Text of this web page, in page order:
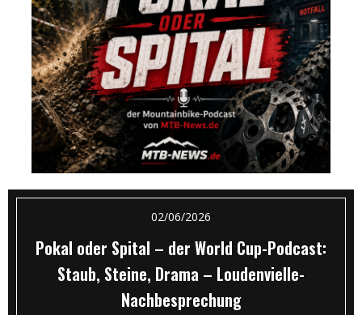
02/06/2026
Pokal oder Spital – der World Cup-Podcast:
Staub, Steine, Drama – Loudenvielle-
Nachbesprechung